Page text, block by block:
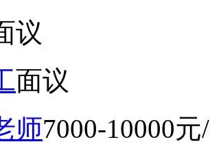
议
面议
师7000-10000元